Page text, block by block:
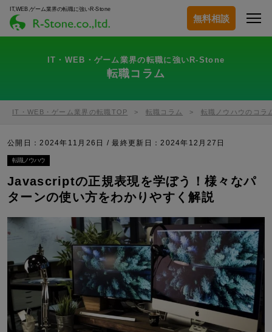
IT,WEB,ゲーム業界の転職に強いR-Stone
無料相談
IT・WEB・ゲーム業界の転職に強いR-Stone
転職コラム
IT・WEB・ゲーム業界の転職TOP 転職コラム 転職ノウハウのコラ
公開日：2024年11月26日 / 最終更新日：2024年12月27日
転職ノウハウ
Javascriptの正規表現を学ぼう！様々なパ
ターンの使い方をわかりやすく解説